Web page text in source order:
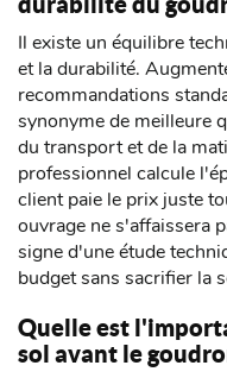
Il existe un équilibre
et la durabilité.
recommandations
synonyme de meilleure
du transport et de la
professionnel calcule
client paie le prix juste
ouvrage ne s'affaissera
signe d'une étude
budget sans sacrifier la
Quelle est
sol avant le